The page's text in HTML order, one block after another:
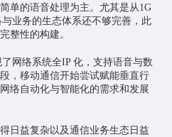
单的语音处理为主。尤其是从1G
业务的生态体系还不够完善，此
整性的构建。
网络系统全IP 化，支持语音与数
，移动通信开始尝试赋能垂直行
络自动化与智能化的需求和发展
日益复杂以及通信业务生态日益